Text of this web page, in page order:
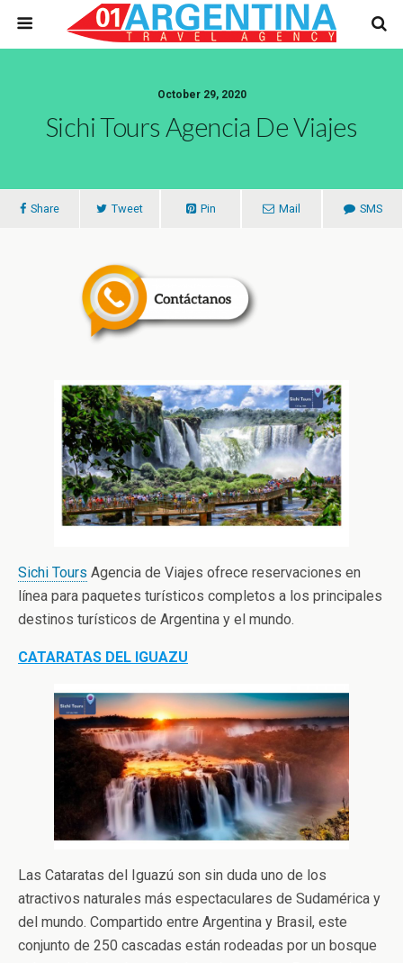
October 29, 2020
Sichi Tours Agencia De Viajes
Share Tweet Pin Mail SMS
Sichi Tours Agencia de Viajes ofrece reservaciones en
línea para paquetes turísticos completos a los principales
destinos turísticos de Argentina y el mundo.
CATARATAS DEL IGUAZU
Las Cataratas del Iguazú son sin duda uno de los
atractivos naturales más espectaculares de Sudamérica y
del mundo. Compartido entre Argentina y Brasil, este
conjunto de 250 cascadas están rodeadas por un bosque